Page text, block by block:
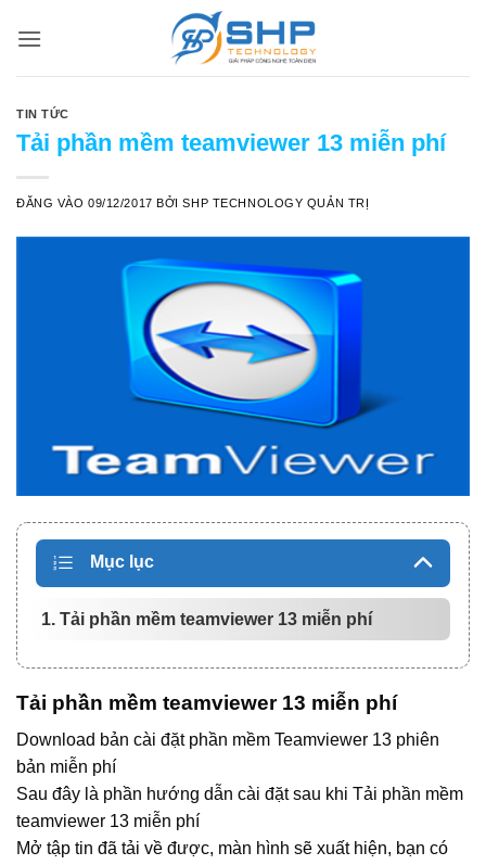
qua
TIN TỨC
Tải phần mềm teamviewer 13 miễn phí
ĐĂNG VÀO09/12/2017 BỞISHP TECHNOLOGY QUẢN TRỊ
Mục lục
1. Tải phần mềm teamviewer 13 miễn phí
Tải phần mềm teamviewer 13 miễn phí
Download bản cài đặt phần mềm Teamviewer 13 phiên
bản miễn phí
Sau đây là phần hướng dẫn cài đặt sau khi Tải phần mềm
teamviewer 13 miễn phí
Mở tập tin đã tải về được, màn hình sẽ xuất hiện, bạn có